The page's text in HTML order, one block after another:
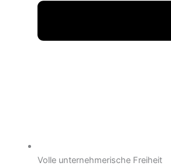
Volle unternehmerische Freiheit